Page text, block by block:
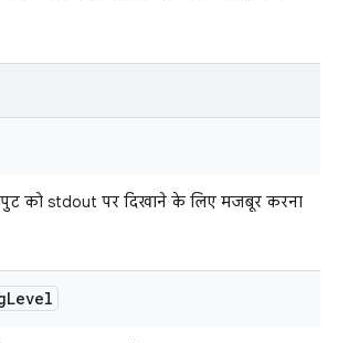
को stdout पर दिखाने के लिए मजबूर करना
Level